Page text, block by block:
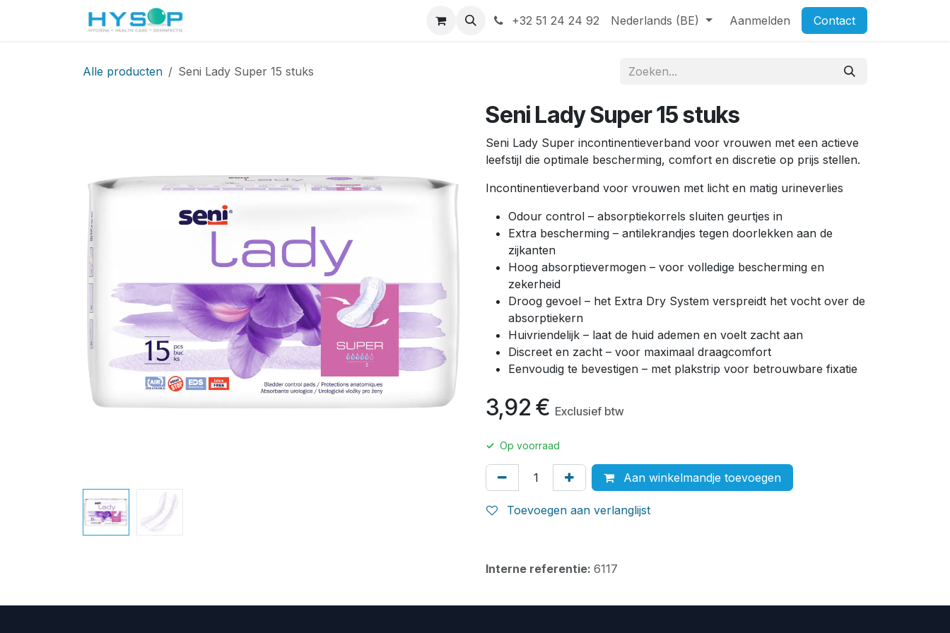
+32 51 24 24 92 Nederlands (BE) Aanmelden Contact
Alle producten Seni Lady Super 15 stuks
Seni Lady Super 15 stuks
Seni Lady Super incontinentieverband voor vrouwen met een actieve
leefstijl die optimale bescherming, comfort en discretie op prijs stellen.
Incontinentieverband voor vrouwen met licht en matig urineverlies
Odour control – absorptiekorrels sluiten geurtjes in
Extra bescherming – antilekrandjes tegen doorlekken aan de
zijkanten
Hoog absorptievermogen – voor volledige bescherming en
zekerheid
Droog gevoel – het Extra Dry System verspreidt het vocht over de
absorptiekern
Huivriendelijk – laat de huid ademen en voelt zacht aan
Discreet en zacht – voor maximaal draagcomfort
Eenvoudig te bevestigen – met plakstrip voor betrouwbare fixatie
3,92 € Exclusief btw
✓ Op voorraad
Aan winkelmandje toevoegen
Toevoegen aan verlanglijst
Interne referentie: 6117